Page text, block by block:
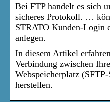
Bei FTP handelt es sich
sicheres Protokoll. …
STRATO Kunden-Login
anlegen.
In diesem Artikel
Verbindung zwischen
Webspeicherplatz
herstellen.